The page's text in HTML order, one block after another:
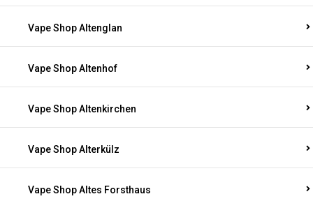
Vape Shop Altenglan
Vape Shop Altenhof
Vape Shop Altenkirchen
Vape Shop Alterkülz
Vape Shop Altes Forsthaus